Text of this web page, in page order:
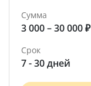
Сумма
3 000 – 30 000 ₽
Срок
7 - 30 дней